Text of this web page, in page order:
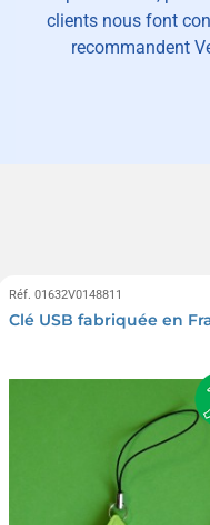
clients nous font
recommandent
Réf. 01632V0148811
Clé USB fabriquée en